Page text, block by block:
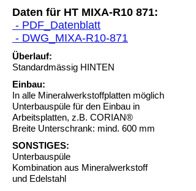
Daten für HT MIXA-R10 871:
- PDF_Datenblatt
- DWG_MIXA-R10-871
Überlauf:
Standardmässig HINTEN
Einbau:
In alle Mineralwerkstoffplatten möglich
Unterbauspüle für den Einbau in
Arbeitsplatten, z.B. CORIAN®
Breite Unterschrank: mind. 600 mm
SONSTIGES:
Unterbauspüle
Kombination aus Mineralwerkstoff
und Edelstahl